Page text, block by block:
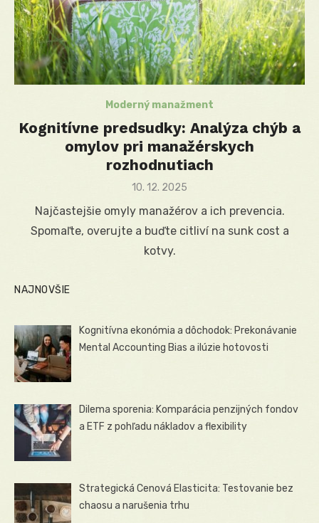
Moderný manažment
Kognitívne predsudky: Analýza chýb a
omylov pri manažérskych
rozhodnutiach
Posted
10. 12. 2025
Najčastejšie omyly manažérov a ich prevencia.
Spomaľte, overujte a buďte citliví na sunk cost a
kotvy.
NAJNOVŠIE
Kognitívna ekonómia a dôchodok: Prekonávanie
Mental Accounting Bias a ilúzie hotovosti
Dilema sporenia: Komparácia penzijných fondov
a ETF z pohľadu nákladov a flexibility
Strategická Cenová Elasticita: Testovanie bez
chaosu a narušenia trhu